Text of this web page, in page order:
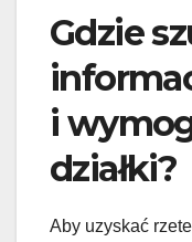
Gdzie
i
działki?
Aby uzyskać